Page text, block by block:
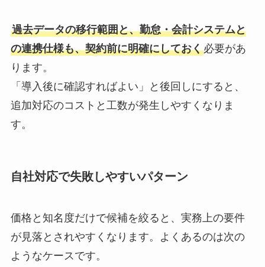
過去データの移行範囲と、勤怠・会計システムと
の連携仕様も、契約前に明確にしておく必要があ
ります。
「導入後に確認すればよい」と後回しにすると、
追加対応のコストと工数が発生しやすくなりま
す。
自社対応で失敗しやすいパターン
価格と知名度だけで候補を絞ると、実務上の要件
が見落とされやすくなります。よくあるのは次の
ようなケースです。